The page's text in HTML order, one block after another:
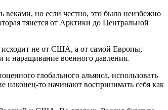
веками, но если честно, это было неизбежно
тянется от Арктики до Центральной
исходит не от США, а от самой Европы,
и наращивание военного давления.
глобального альянса, использовать
наконец-то начинают воспринимать себя как